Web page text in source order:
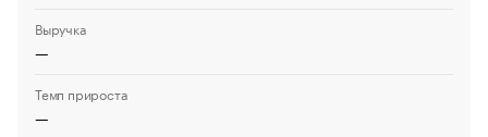
Выручка
—
Темп прироста
—